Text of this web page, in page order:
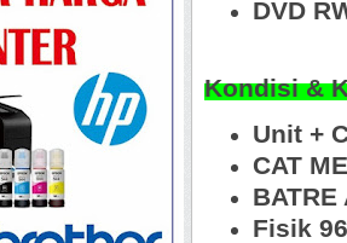
DVD
Kondisi &
Unit +
CAT
BATRE
Fisik 96